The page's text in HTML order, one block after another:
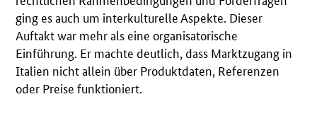
ging es auch um interkulturelle Aspekte. Dieser
Auftakt war mehr als eine organisatorische
Einführung. Er machte deutlich, dass Marktzugang in
Italien nicht allein über Produktdaten, Referenzen
oder Preise funktioniert.